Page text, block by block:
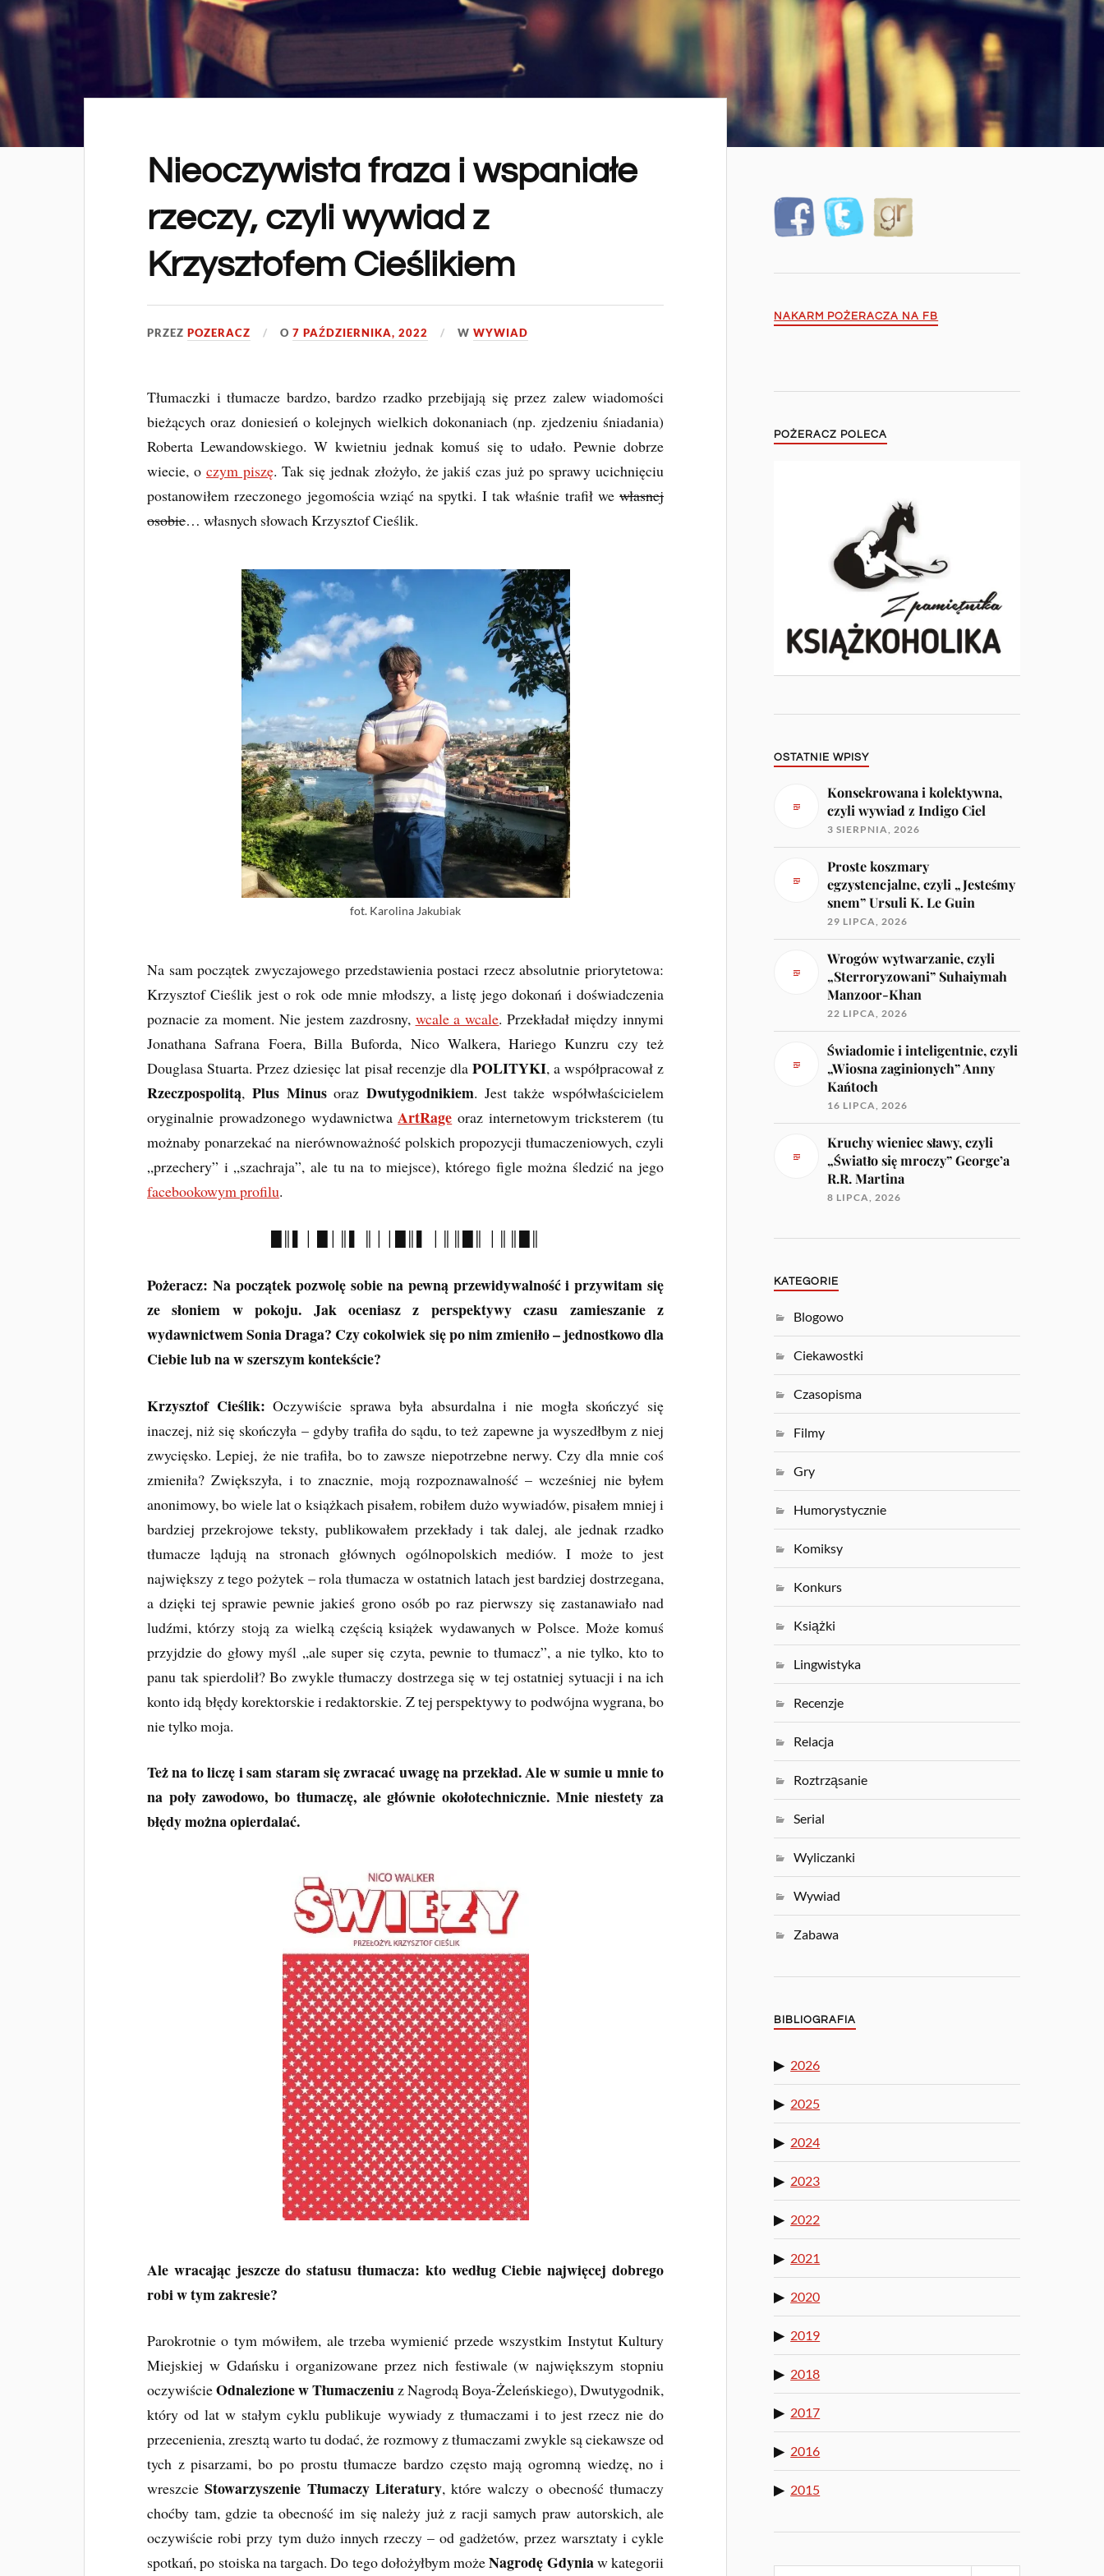
Nieoczywista fraza i wspaniałe
rzeczy, czyli wywiad z
Krzysztofem Cieślikiem
PRZEZPOZERACZ O7 PAŹDZIERNIKA, 2022 WWYWIAD
Tłumaczki i tłumacze bardzo, bardzo rzadko przebijają się przez zalew wiadomości
bieżących oraz doniesień o kolejnych wielkich dokonaniach (np. zjedzeniu śniadania)
Roberta Lewandowskiego. W kwietniu jednak komuś się to udało. Pewnie dobrze
wiecie, o czym piszę. Tak się jednak złożyło, że jakiś czas już po sprawy ucichnięciu
postanowiłem rzeczonego jegomościa wziąć na spytki. I tak właśnie trafił wewłasnej
osobie… własnych słowach Krzysztof Cieślik.
fot. Karolina Jakubiak
Na sam początek zwyczajowego przedstawienia postaci rzecz absolutnie priorytetowa:
Krzysztof Cieślik jest o rok ode mnie młodszy, a listę jego dokonań i doświadczenia
poznacie za moment. Nie jestem zazdrosny, wcale a wcale. Przekładał między innymi
Jonathana Safrana Foera, Billa Buforda, Nico Walkera, Hariego Kunzru czy też
Douglasa Stuarta. Przez dziesięc lat pisał recenzje dla POLITYKI, a współpracował z
Rzeczpospolitą, Plus Minusoraz Dwutygodnikiem. Jest także współwłaścicielem
oryginalnie prowadzonego wydawnictwaArtRage oraz internetowym tricksterem (tu
możnaby ponarzekać na nierównoważność polskich propozycji tłumaczeniowych, czyli
„przechery” i „szachraja”, ale tu na to miejsce), którego figle można śledzić na jego
facebookowym profilu.
Pożeracz: Na początek pozwolę sobie na pewną przewidywalność i przywitam się
ze słoniem w pokoju. Jak oceniasz z perspektywy czasu zamieszanie z
wydawnictwem Sonia Draga? Czy cokolwiek się po nim zmieniło – jednostkowo dla
Ciebie lub na w szerszym kontekście?
Krzysztof Cieślik: Oczywiście sprawa była absurdalna i nie mogła skończyć się
inaczej, niż się skończyła – gdyby trafiła do sądu, to też zapewne ja wyszedłbym z niej
zwycięsko. Lepiej, że nie trafiła, bo to zawsze niepotrzebne nerwy. Czy dla mnie coś
zmieniła? Zwiększyła, i to znacznie, moją rozpoznawalność – wcześniej nie byłem
anonimowy, bo wiele lat o książkach pisałem, robiłem dużo wywiadów, pisałem mniej i
bardziej przekrojowe teksty, publikowałem przekłady i tak dalej, ale jednak rzadko
tłumacze lądują na stronach głównych ogólnopolskich mediów. I może to jest
największy z tego pożytek – rola tłumacza w ostatnich latach jest bardziej dostrzegana,
a dzięki tej sprawie pewnie jakieś grono osób po raz pierwszy się zastanawiało nad
ludźmi, którzy stoją za wielką częścią książek wydawanych w Polsce. Może komuś
przyjdzie do głowy myśl „ale super się czyta, pewnie to tłumacz”, a nie tylko, kto to
panu tak spierdolił? Bo zwykle tłumaczy dostrzega się w tej ostatniej sytuacji i na ich
konto idą błędy korektorskie i redaktorskie. Z tej perspektywy to podwójna wygrana, bo
nie tylko moja.
Też na to liczę i sam staram się zwracać uwagę na przekład. Ale w sumie u mnie to
na poły zawodowo, bo tłumaczę, ale głównie okołotechnicznie. Mnie niestety za
błędy można opierdalać.
Ale wracając jeszcze do statusu tłumacza: kto według Ciebie najwięcej dobrego
robi w tym zakresie?
Parokrotnie o tym mówiłem, ale trzeba wymienić przede wszystkim Instytut Kultury
Miejskiej w Gdańsku i organizowane przez nich festiwale (w największym stopniu
oczywiścieOdnalezione w Tłumaczeniuz Nagrodą Boya-Żeleńskiego), Dwutygodnik,
który od lat w stałym cyklu publikuje wywiady z tłumaczami i to jest rzecz nie do
przecenienia, zresztą warto tu dodać, że rozmowy z tłumaczami zwykle są ciekawsze od
tych z pisarzami, bo po prostu tłumacze bardzo często mają ogromną wiedzę, no i
wreszcieStowarzyszenie Tłumaczy Literatury, które walczy o obecność tłumaczy
choćby tam, gdzie ta obecność im się należy już z racji samych praw autorskich, ale
oczywiście robi przy tym dużo innych rzeczy – od gadżetów, przez warsztaty i cykle
spotkań, po stoiska na targach. Do tego dołożyłbym możeNagrodę Gdyniaw kategorii
NAKARM POŻERACZA NA FB
POŻERACZ POLECA
OSTATNIE WPISY
Konsekrowana i kolektywna,
czyli wywiad z Indigo Ciel
3 SIERPNIA, 2026
Proste koszmary
egzystencjalne, czyli „Jesteśmy
snem” Ursuli K. Le Guin
29 LIPCA, 2026
Wrogów wytwarzanie, czyli
„Sterroryzowani” Suhaiymah
Manzoor-Khan
22 LIPCA, 2026
Świadomie i inteligentnie, czyli
„Wiosna zaginionych” Anny
Kańtoch
16 LIPCA, 2026
Kruchy wieniec sławy, czyli
„Światło się mroczy” George’a
R.R. Martina
8 LIPCA, 2026
KATEGORIE
Blogowo
Ciekawostki
Czasopisma
Filmy
Gry
Humorystycznie
Komiksy
Konkurs
Książki
Lingwistyka
Recenzje
Relacja
Roztrząsanie
Serial
Wyliczanki
Wywiad
Zabawa
BIBLIOGRAFIA
2026
2025
2024
2023
2022
2021
2020
2019
2018
2017
2016
2015